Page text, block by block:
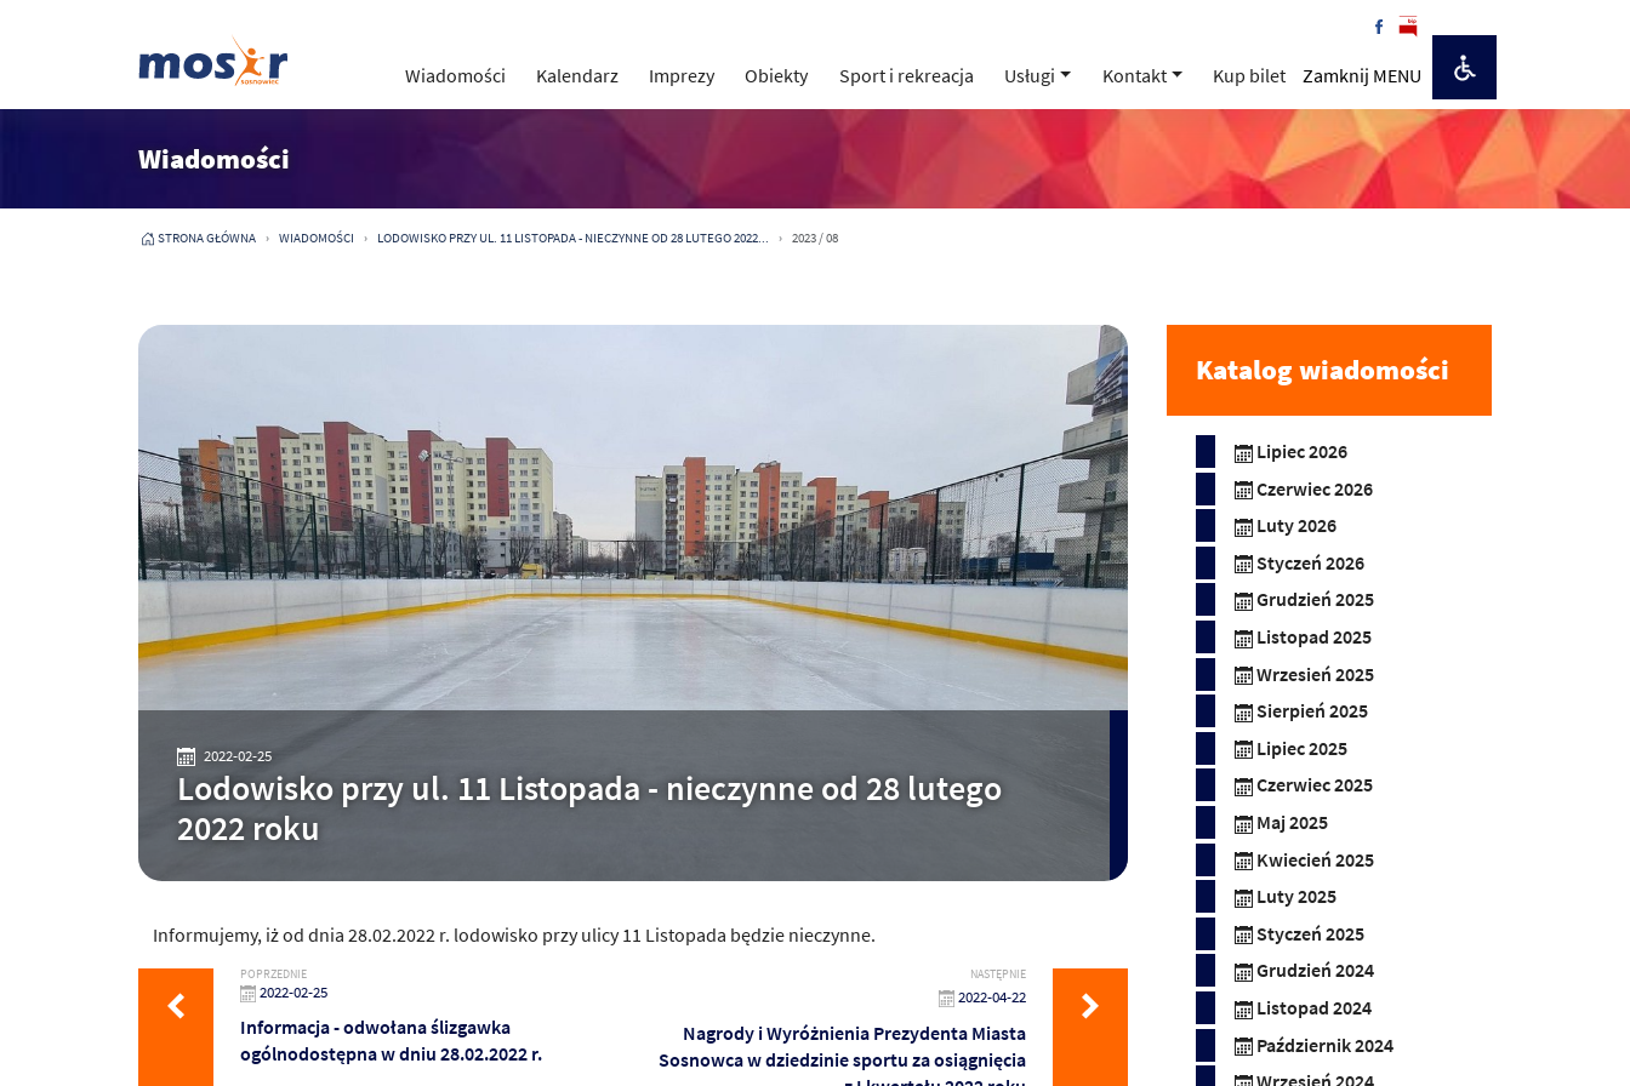
Wiadomości Kalendarz Imprezy Obiekty Sport i rekreacja Usługi Kontakt Kup bilet Zamknij MENU
Wiadomości
STRONA GŁÓWNA WIADOMOŚCI LODOWISKO PRZY UL. 11 LISTOPADA - NIECZYNNE OD 28 LUTEGO 2022... 2023 / 08
2022-02-25
Lodowisko przy ul. 11 Listopada - nieczynne od 28 lutego
2022 roku
Informujemy, iż od dnia 28.02.2022 r. lodowisko przy ulicy 11 Listopada będzie nieczynne.
POPRZEDNIE
2022-02-25
Informacja - odwołana ślizgawka
ogólnodostępna w dniu 28.02.2022 r.
NASTĘPNIE
2022-04-22
Nagrody i Wyróżnienia Prezydenta Miasta
Sosnowca w dziedzinie sportu za osiągnięcia
Katalog wiadomości
Lipiec 2026
Czerwiec 2026
Luty 2026
Styczeń 2026
Grudzień 2025
Listopad 2025
Wrzesień 2025
Sierpień 2025
Lipiec 2025
Czerwiec 2025
Maj 2025
Kwiecień 2025
Luty 2025
Styczeń 2025
Grudzień 2024
Listopad 2024
Październik 2024